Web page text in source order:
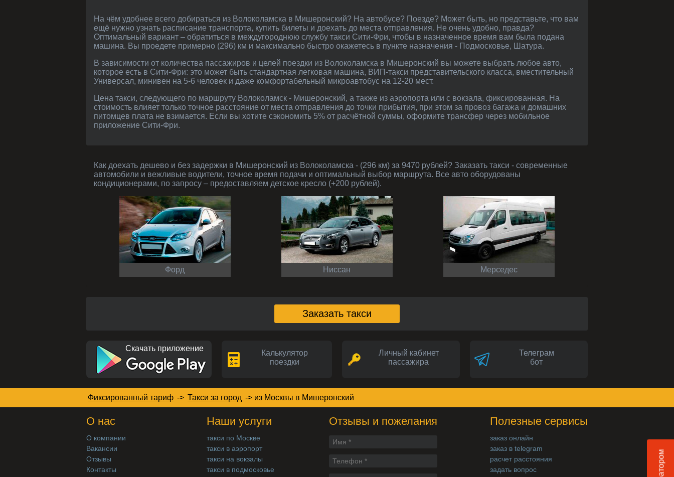
На чём удобнее всего добираться из Волоколамска в Мишеронский? На автобусе? Поезде? Может быть, но представьте, что вам
ещё нужно узнать расписание транспорта, купить билеты и доехать до места отправления. Не очень удобно, правда?
Оптимальный вариант – обратиться в междугороднюю службу такси Сити-Фри, чтобы в назначенное время вам была подана
машина. Вы проедете примерно (296) км и максимально быстро окажетесь в пункте назначения - Подмосковье, Шатура.
В зависимости от количества пассажиров и целей поездки из Волоколамска в Мишеронский вы можете выбрать любое авто,
которое есть в Сити-Фри: это может быть стандартная легковая машина, ВИП-такси представительского класса, вместительный
Универсал, минивен на 5-6 человек и даже комфортабельный микроавтобус на 12-20 мест.
Цена такси, следующего по маршруту Волоколамск - Мишеронский, а также из аэропорта или с вокзала, фиксированная. На
стоимость влияет только точное расстояние от места отправления до точки прибытия, при этом за провоз багажа и домашних
питомцев плата не взимается. Если вы хотите сэкономить 5% от расчётной суммы, оформите трансфер через мобильное
приложение Сити-Фри.
Как доехать дешево и без задержки в Мишеронский из Волоколамска - (296 км) за 9470 рублей? Заказать такси - современные
автомобили и вежливые водители, точное время подачи и оптимальный выбор маршрута. Все авто оборудованы
кондиционерами, по запросу – предоставляем детское кресло (+200 рублей).
Форд Ниссан Мерседес
Заказать такси
Скачать приложение
Калькулятор
поездки
Личный кабинет
пассажира
Телеграм
бот
Фиксированный тариф -> Такси за город -> из Москвы в Мишеронский
О нас
О компании
Вакансии
Отзывы
Контакты
Наши услуги
такси по Москве
такси в аэропорт
такси на вокзалы
такси в подмосковье
Отзывы и пожелания Полезные сервисы
заказ онлайн
заказ в telegram
расчет расстояния
задать вопрос